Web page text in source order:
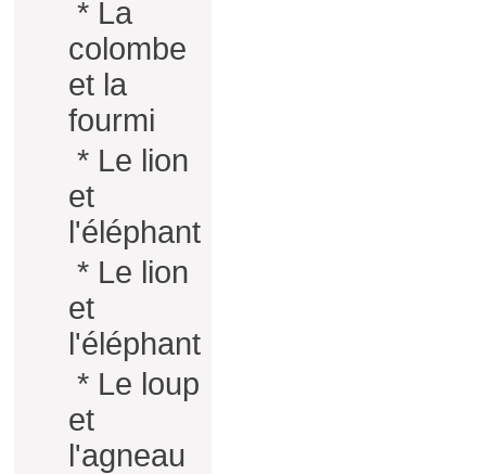
* La
colombe
et la
fourmi
* Le lion
et
l'éléphant
* Le lion
et
l'éléphant
* Le loup
et
l'agneau